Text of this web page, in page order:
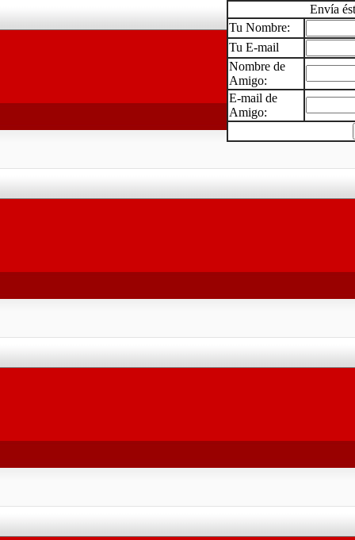
Envía
Tu Nombre:
Tu E-mail
Nombre de
Amigo:
E-mail de
Amigo: